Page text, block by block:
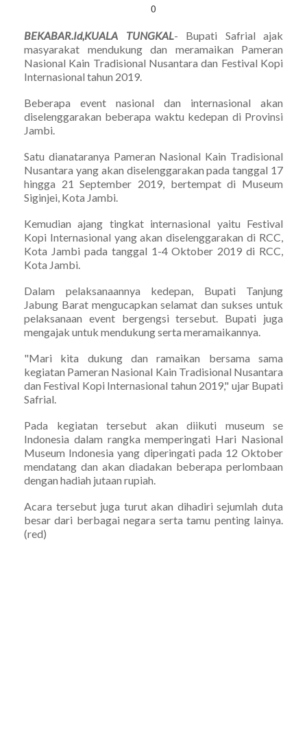
0
BEKABAR.Id,KUALA TUNGKAL - Bupati Safrial ajak
masyarakat mendukung dan meramaikan Pameran
Nasional Kain Tradisional Nusantara dan Festival Kopi
Internasional tahun 2019.
Beberapa event nasional dan internasional akan
diselenggarakan beberapa waktu kedepan di Provinsi
Jambi.
Satu dianataranya Pameran Nasional Kain Tradisional
Nusantara yang akan diselenggarakan pada tanggal 17
hingga 21 September 2019, bertempat di Museum
Siginjei, Kota Jambi.
Kemudian ajang tingkat internasional yaitu Festival
Kopi Internasional yang akan diselenggarakan di RCC,
Kota Jambi pada tanggal 1-4 Oktober 2019 di RCC,
Kota Jambi.
Dalam pelaksanaannya kedepan, Bupati Tanjung
Jabung Barat mengucapkan selamat dan sukses untuk
pelaksanaan event bergengsi tersebut. Bupati juga
mengajak untuk mendukung serta meramaikannya.
"Mari kita dukung dan ramaikan bersama sama
kegiatan Pameran Nasional Kain Tradisional Nusantara
dan Festival Kopi Internasional tahun 2019," ujar Bupati
Safrial.
Pada kegiatan tersebut akan diikuti museum se
Indonesia dalam rangka memperingati Hari Nasional
Museum Indonesia yang diperingati pada 12 Oktober
mendatang dan akan diadakan beberapa perlombaan
dengan hadiah jutaan rupiah.
Acara tersebut juga turut akan dihadiri sejumlah duta
besar dari berbagai negara serta tamu penting lainya.
(red)